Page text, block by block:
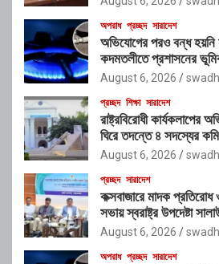
অপরাধ প্রচ্ছদ সারাদেশ
অভিযোগের পরও বন্ধ
কদমতলীতে প্রশাসনের
August 6, 2026
প্রচ্ছদ শিক্ষা সারাদেশ
রাষ্ট্রবিরোধী
ঘিরে তদন্তে ৪ সদস্যের
August 6, 2026
প্রচ্ছদ সারাদেশ
কক্সবাজারে মাদক
সভায় স্বরাষ্ট্র উপদেষ্টা
August 6, 2026
অপরাধ প্রচ্ছদ সারাদেশ